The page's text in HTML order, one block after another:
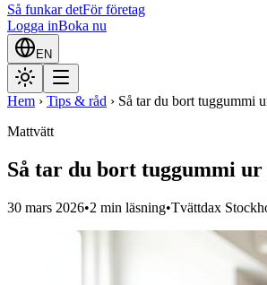
Så funkar detFör företag
Logga inBoka nu
EN
Hem › Tips & råd › Så tar du bort tuggummi
Mattvätt
Så tar du bort tuggummi ur
30 mars 2026•2 min läsning•Tvättdax